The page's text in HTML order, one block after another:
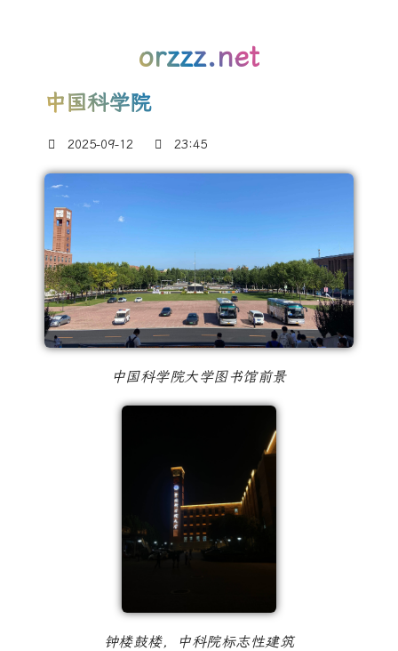
orzzz.net
中国科学院
2025-09-12 23:45
中国科学院大学图书馆前景
钟楼鼓楼，中科院标志性建筑